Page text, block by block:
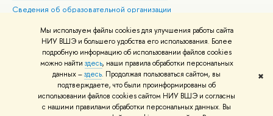
Мы используем файлы cookies для улучшения работы сайта
НИУ ВШЭ и большего удобства его использования. Более
подробную информацию об использовании файлов cookies
можно найти здесь, наши правила обработки персональных
данных –здесь. Продолжая пользоваться сайтом, вы
подтверждаете, что были проинформированы об
использовании файлов cookies сайтом НИУ ВШЭ и согласны
с нашими правилами обработки персональных данных. Вы
✖
Сведения об образовательной организации
Людям с ограниченными возможностями здоровья
Единая платежная страница
Работа в Вышке
© НИУ ВШЭ 1993–2026 Адреса и контакты Условия использования
материалов Политика конфиденциальности Карта сайта